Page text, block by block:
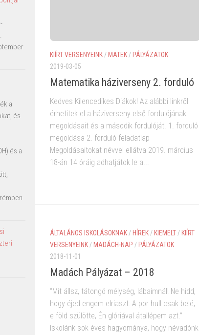
KIÍRT VERSENYEINK / MATEK / PÁLYÁZATOK
2019-03-05
Matematika háziverseny 2. forduló
Kedves Kilencedikes Diákok! Az alábbi linkről
érhetitek el a háziverseny első fordulójának
megoldásait és a második fordulóját. 1. forduló
megoldása 2. forduló feladatlap
Megoldásaitokat névvel ellátva 2019. március
18-án 14 óráig adhatjátok le a...
ÁLTALÁNOS ISKOLÁSOKNAK / HÍREK / KIEMELT / KIÍRT
VERSENYEINK / MADÁCH-NAP / PÁLYÁZATOK
2018-11-01
Madách Pályázat – 2018
“Mit állsz, tátongó mélység, lábaimnál! Ne hidd,
hogy éjed engem elriaszt: A por hull csak belé,
e föld szülötte, Én glóriával átallépem azt.”
Iskolánk sok éves hagyománya, hogy névadónk
a
és
és a